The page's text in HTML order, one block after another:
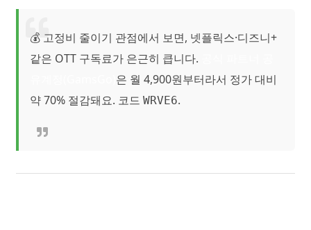
💰 고정비 줄이기 관점에서 보면, 넷플릭스·디즈니+
같은 OTT 구독료가 은근히 큽니다.
은 월 4,900원부터라서 정가 대비
약 70% 절감돼요. 코드 WRVE6.